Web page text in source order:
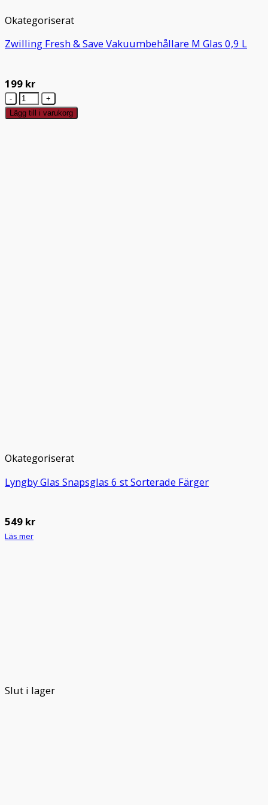
Okategoriserat
Zwilling Fresh & Save Vakuumbehållare M Glas 0,9 L
199 kr
Zwilling
Fresh
Lägg till i varukorg
Slut i lager
Okategoriserat
Lyngby Glas Snapsglas 6 st Sorterade Färger
549 kr
Läs mer